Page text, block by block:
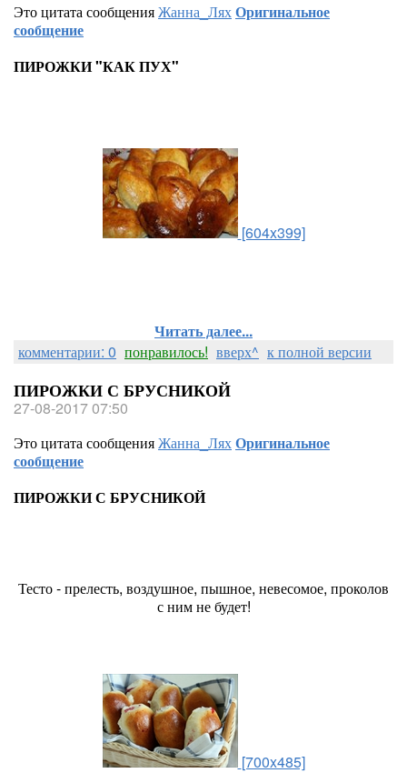
Это цитата сообщенияЖанна_ЛяхОригинальное
сообщение
ПИРОЖКИ "КАК ПУХ"
[604x399]
Читать далее...
комментарии: 0 понравилось! вверх^ к полной версии
ПИРОЖКИ С БРУСНИКОЙ
27-08-2017 07:50
Это цитата сообщенияЖанна_ЛяхОригинальное
сообщение
ПИРОЖКИ С БРУСНИКОЙ
Тесто - прелесть, воздушное, пышное, невесомое, проколов
с ним не будет!
[700x485]